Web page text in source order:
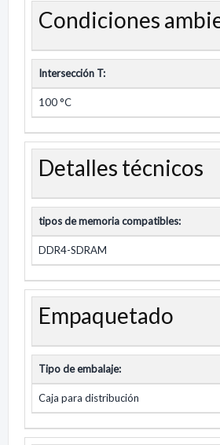
Condiciones
Intersección T:
100 °C
Detalles técnicos
tipos de memoria compatibles:
DDR4-SDRAM
Empaquetado
Tipo de embalaje:
Caja para distribución